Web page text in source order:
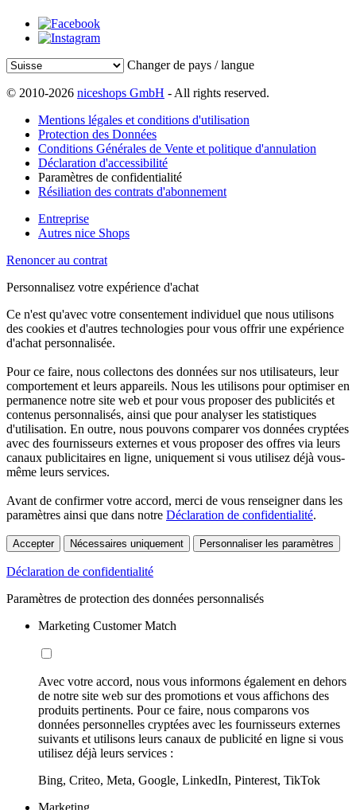
Changer de pays / langue
© 2010-2026 niceshops GmbH - All rights reserved.
Mentions légales et conditions d'utilisation
Protection des Données
Conditions Générales de Vente et politique d'annulation
Déclaration d'accessibilité
Paramètres de confidentialité
Résiliation des contrats d'abonnement
Entreprise
Autres nice Shops
Renoncer au contrat
Personnalisez votre expérience d'achat
Ce n'est qu'avec votre consentement individuel que nous utilisons
des cookies et d'autres technologies pour vous offrir une expérience
d'achat personnalisée.
Pour ce faire, nous collectons des données sur nos utilisateurs, leur
comportement et leurs appareils. Nous les utilisons pour optimiser en
permanence notre site web et pour vous proposer des publicités et
contenus personnalisés, ainsi que pour analyser les statistiques
d'utilisation. En outre, nous pouvons comparer vos données cryptées
avec des fournisseurs externes et vous proposer des offres via leurs
canaux publicitaires en ligne, uniquement si vous utilisez déjà vous-
même leurs services.
Avant de confirmer votre accord, merci de vous renseigner dans les
paramètres ainsi que dans notre Déclaration de confidentialité.
Accepter Nécessaires uniquement Personnaliser les paramètres
Déclaration de confidentialité
Paramètres de protection des données personnalisés
Marketing Customer Match
Avec votre accord, nous vous informons également en dehors
de notre site web sur des promotions et vous affichons des
produits pertinents. Pour ce faire, nous comparons vos
données personnelles cryptées avec les fournisseurs externes
suivants et utilisons leurs canaux de publicité en ligne si vous
utilisez déjà leurs services :
Bing, Criteo, Meta, Google, LinkedIn, Pinterest, TikTok
Marketing